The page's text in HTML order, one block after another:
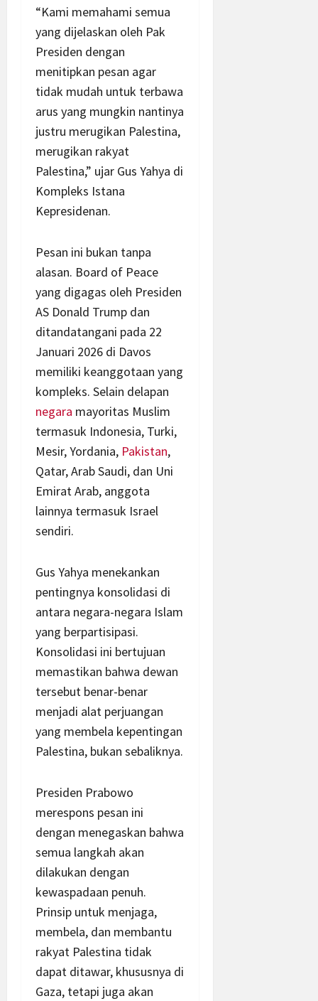
“Kami memahami semua
yang dijelaskan oleh Pak
Presiden dengan
menitipkan pesan agar
tidak mudah untuk terbawa
arus yang mungkin nantinya
justru merugikan Palestina,
merugikan rakyat
Palestina,” ujar Gus Yahya di
Kompleks Istana
Kepresidenan.
Pesan ini bukan tanpa
alasan. Board of Peace
yang digagas oleh Presiden
AS Donald Trump dan
ditandatangani pada 22
Januari 2026 di Davos
memiliki keanggotaan yang
kompleks. Selain delapan
negara mayoritas Muslim
termasuk Indonesia, Turki,
Mesir, Yordania, Pakistan,
Qatar, Arab Saudi, dan Uni
Emirat Arab, anggota
lainnya termasuk Israel
sendiri.
Gus Yahya menekankan
pentingnya konsolidasi di
antara negara-negara Islam
yang berpartisipasi.
Konsolidasi ini bertujuan
memastikan bahwa dewan
tersebut benar-benar
menjadi alat perjuangan
yang membela kepentingan
Palestina, bukan sebaliknya.
Presiden Prabowo
merespons pesan ini
dengan menegaskan bahwa
semua langkah akan
dilakukan dengan
kewaspadaan penuh.
Prinsip untuk menjaga,
membela, dan membantu
rakyat Palestina tidak
dapat ditawar, khususnya di
Gaza, tetapi juga akan